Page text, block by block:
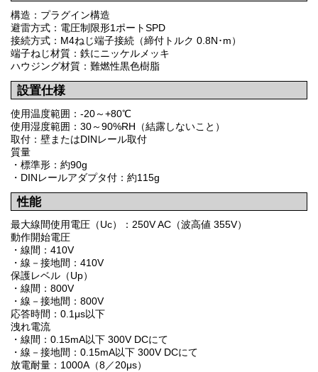
構造：プラグイン構造
避雷方式：電圧制限形1ポートSPD
接続方式：M4ねじ端子接続（締付トルク 0.8N･m）
端子ねじ材質：鉄にニッケルメッキ
ハウジング材質：難燃性黒色樹脂
設置仕様
使用温度範囲：-20～+80℃
使用湿度範囲：30～90%RH（結露しないこと）
取付：壁またはDINレール取付
質量
・標準形：約90g
・DINレールアダプタ付：約115g
性能
最大線間使用電圧（Uc）：250V AC（波高値 355V）
動作開始電圧
・線間：410V
・線－接地間：410V
保護レベル（Up）
・線間：800V
・線－接地間：800V
応答時間：0.1μs以下
洩れ電流
・線間：0.15mA以下 300V DCにて
・線－接地間：0.15mA以下 300V DCにて
放電耐量：1000A（8／20μs）